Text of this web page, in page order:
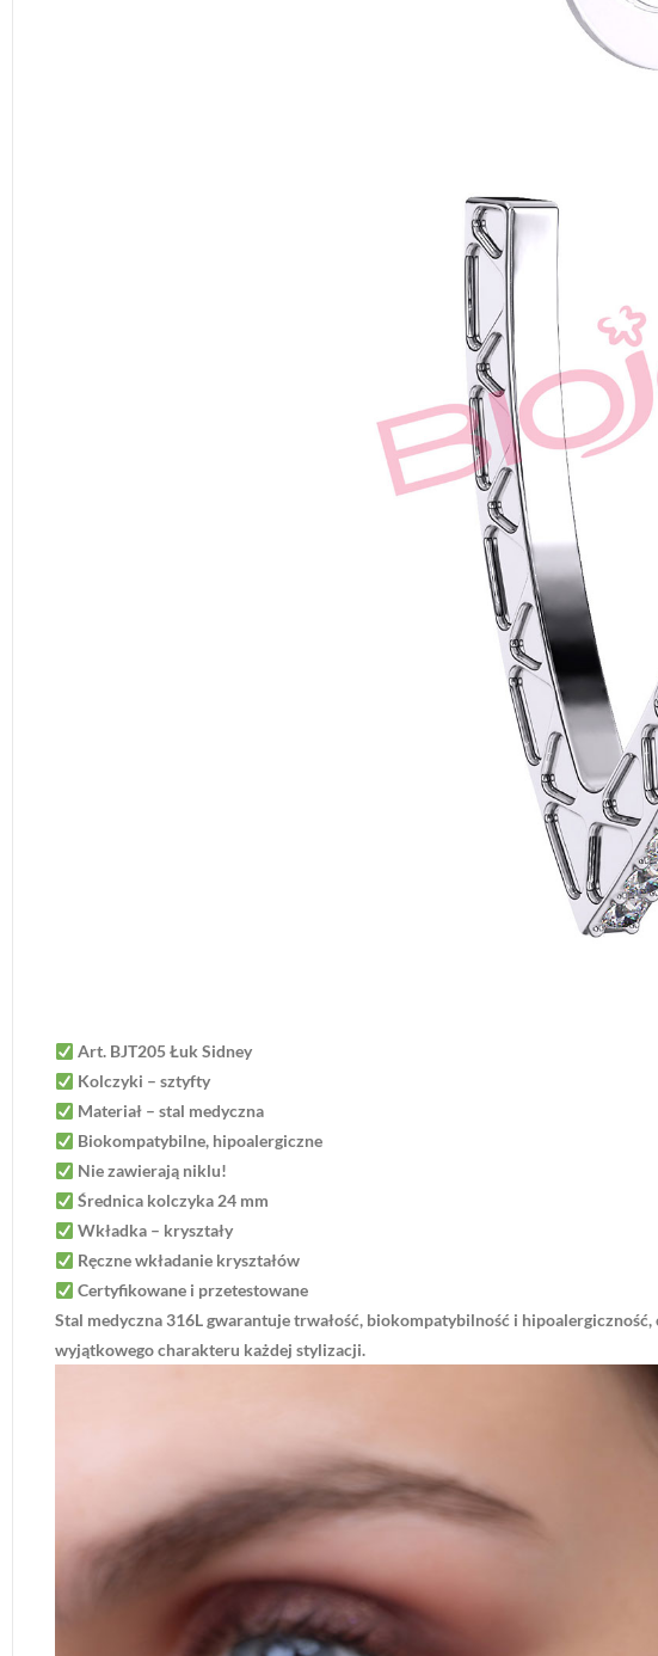
Art. BJT205 Łuk Sidney
Kolczyki – sztyfty
Materiał – stal medyczna
Biokompatybilne, hipoalergiczne
Nie zawierają niklu!
Średnica kolczyka 24 mm
Wkładka – kryształy
Ręczne wkładanie kryształów
Certyfikowane i przetestowane
Stal medyczna 316L gwarantuje trwałość, biokompatybilność i
wyjątkowego charakteru każdej stylizacji.